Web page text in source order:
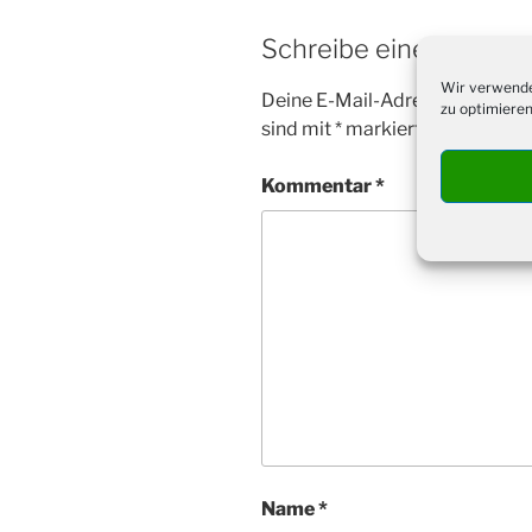
Wir
zu
Schreibe einen
Deine E-Mail-Adresse wird
sind mit* markiert
Kommentar*
Name*